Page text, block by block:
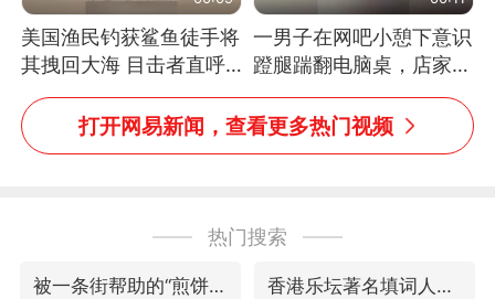
美国渔民钓获鲨鱼徒手将
其拽回大海 目击者直呼
震惊 （视频来源：参考
消息）
一男子在网吧小憩下意识
蹬腿踹翻电脑桌，店家3
台显示器与机械臂损坏
打开网易新闻，查看更多热门视频
热门搜索
被一条街帮助的“煎饼叔叔”去世 香港乐坛著名填词人黎彼得去世